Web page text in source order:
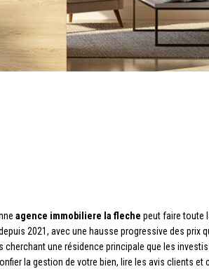
agence immobiliere la fleche peut faire toute
2021, avec une hausse progressive des prix
cherchant une résidence principale que les
la gestion de votre bien, lire les avis clients